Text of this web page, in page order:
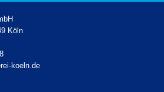
Köln
koeln.de